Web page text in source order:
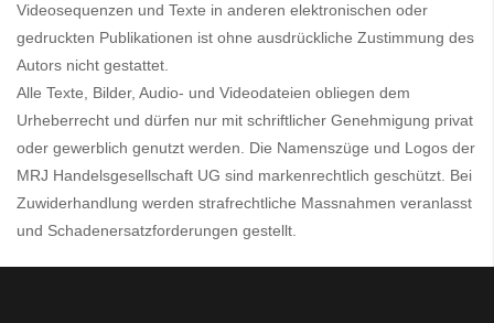
Videosequenzen und Texte in anderen elektronischen oder
gedruckten Publikationen ist ohne ausdrückliche Zustimmung des
Autors nicht gestattet.
Alle Texte, Bilder, Audio- und Videodateien obliegen dem
Urheberrecht und dürfen nur mit schriftlicher Genehmigung privat
oder gewerblich genutzt werden. Die Namenszüge und Logos der
MRJ Handelsgesellschaft UG sind markenrechtlich geschützt. Bei
Zuwiderhandlung werden strafrechtliche Massnahmen veranlasst
und Schadenersatzforderungen gestellt.